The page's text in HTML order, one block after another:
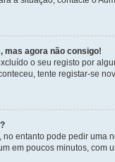
mas agora não consigo!
o seu registo por
tente registar-se
entanto pode pedir uma
em poucos minutos, com